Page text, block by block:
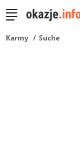
Karmy Suche